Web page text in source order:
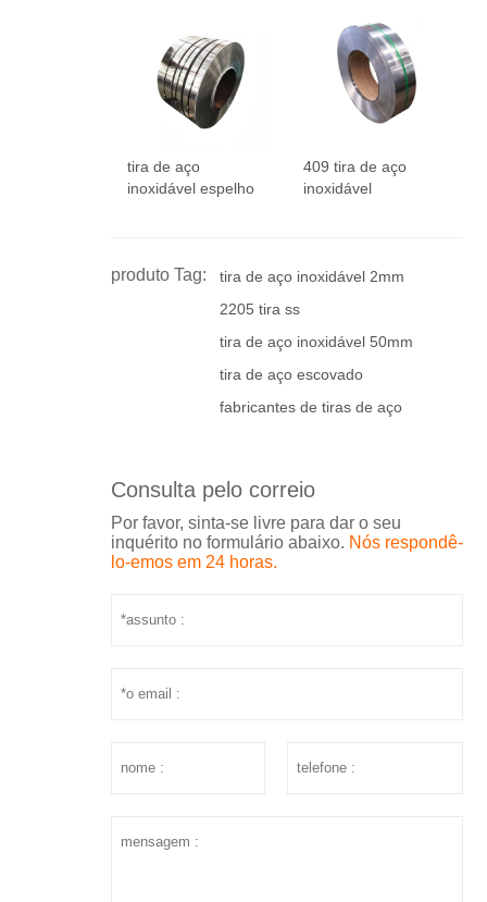
tira de aço
inoxidável espelho
409 tira de aço
inoxidável
produto Tag:
tira de aço inoxidável 2mm
2205 tira ss
tira de aço inoxidável 50mm
tira de aço escovado
fabricantes de tiras de aço
Consulta pelo correio
Por favor, sinta-se livre para dar o seu
inquérito no formulário abaixo. Nós respondê-
lo-emos em 24 horas.